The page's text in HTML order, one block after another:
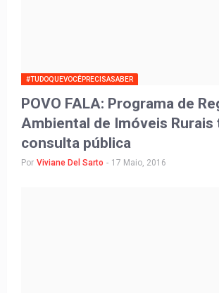
#TUDOQUEVOCÊPRECISASABER
POVO FALA: Programa de
Ambiental de Imóveis Rurais
consulta pública
Por Viviane Del Sarto - 17 Maio, 2016